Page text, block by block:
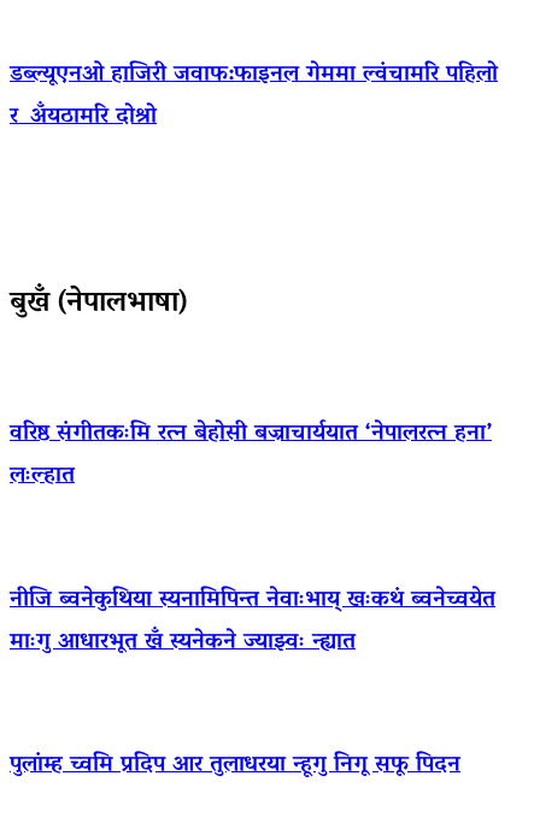
डब्ल्यूएनओ हाजिरी जवाफ:फाइनल गेममा ल्वंचामरि पहिलो
र अँयठामरि दोश्रो
बुखँ (नेपालभाषा)
वरिष्ठ संगीतकःमि रत्न बेहोसी बज्राचार्ययात ‘नेपालरत्न हना’
लःल्हात
नीजि ब्वनेकुथिया स्यनामिपिन्त नेवाःभाय् खःकथं ब्वनेच्वयेत
माःगु आधारभूत खँ स्यनेकने ज्याझ्वः न्ह्यात
पुलांम्ह च्वमि प्रदिप आर तुलाधरया न्हूगु निगू सफू पिदन